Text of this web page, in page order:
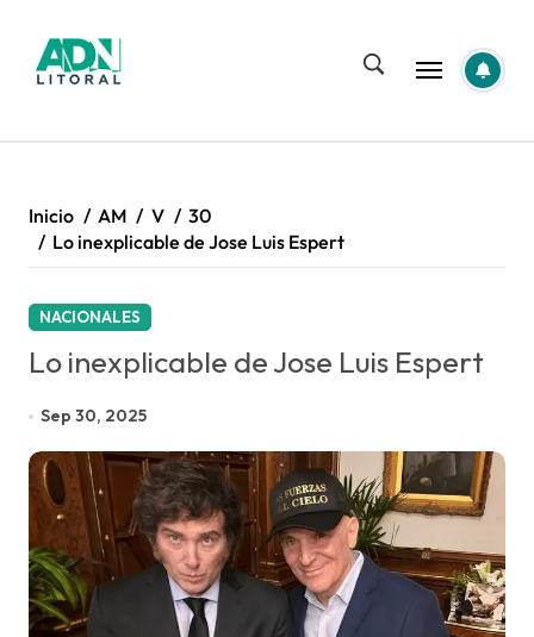
contenido
Inicio AM V
30
Lo inexplicable de Jose Luis Espert
NACIONALES
Lo inexplicable de Jose Luis Espert
Sep 30, 2025